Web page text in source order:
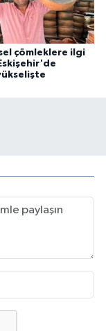
çömleklere ilgi